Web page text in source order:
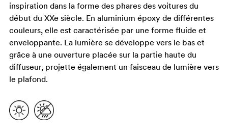
inspiration dans la forme des phares des voitures du
début du XXe siècle. En aluminium époxy de différentes
couleurs, elle est caractérisée par une forme fluide et
enveloppante. La lumière se développe vers le bas et
grâce à une ouverture placée sur la partie haute du
diffuseur, projette également un faisceau de lumière vers
le plafond.